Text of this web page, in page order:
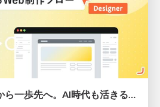
“なんとなくFigma”から一歩先へ。AI時代も活きるWeb制作フロー